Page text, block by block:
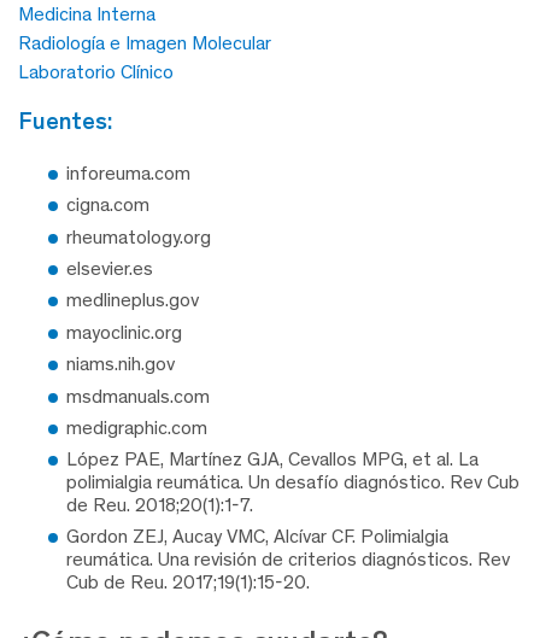
Medicina Interna
Radiología e Imagen Molecular
Laboratorio Clínico
fuentes:
inforeuma.com
cigna.com
rheumatology.org
elsevier.es
medlineplus.gov
mayoclinic.org
niams.nih.gov
msdmanuals.com
medigraphic.com
López PAE, Martínez GJA, Cevallos MPG, et al. La
polimialgia reumática. Un desafío diagnóstico. Rev Cub
de Reu. 2018;20(1):1-7.
Gordon ZEJ, Aucay VMC, Alcívar CF. Polimialgia
reumática. Una revisión de criterios diagnósticos. Rev
Cub de Reu. 2017;19(1):15-20.